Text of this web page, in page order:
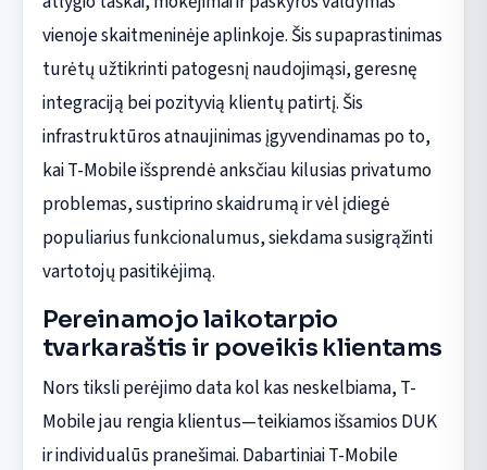
vienoje skaitmeninėje aplinkoje. Šis supaprastinimas
turėtų užtikrinti patogesnį naudojimąsi, geresnę
integraciją bei pozityvią klientų patirtį. Šis
infrastruktūros atnaujinimas įgyvendinamas po to,
kai T-Mobile išsprendė anksčiau kilusias privatumo
problemas, sustiprino skaidrumą ir vėl įdiegė
populiarius funkcionalumus, siekdama susigrąžinti
vartotojų pasitikėjimą.
Pereinamojo laikotarpio
tvarkaraštis ir poveikis klientams
Nors tiksli perėjimo data kol kas neskelbiama, T-
Mobile jau rengia klientus—teikiamos išsamios DUK
ir individualūs pranešimai. Dabartiniai T-Mobile